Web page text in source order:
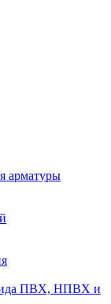
арматуры
ПВХ, НПВХ и